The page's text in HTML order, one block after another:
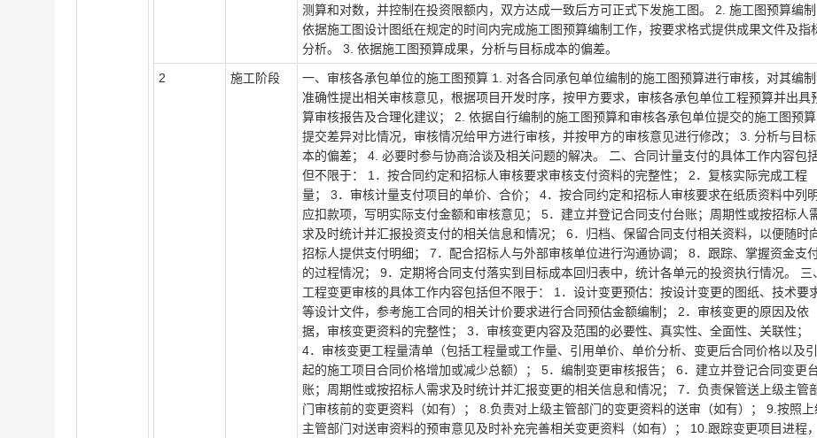
测算和对数，并控制在投资限额内，双方达成一致后方可正式下发施工图。 2. 施工图预算编制
依据施工图设计图纸在规定的时间内完成施工图预算编制工作，按要求格式提供成果文件及指
分析。 3. 依据施工图预算成果，分析与目标成本的偏差。
2 施工阶段
一、审核各承包单位的施工图预算 1. 对各合同承包单位编制的施工图预算进行审核，对其编
准确性提出相关审核意见，根据项目开发时序，按甲方要求，审核各承包单位工程预算并出具
算审核报告及合理化建议； 2. 依据自行编制的施工图预算和审核各承包单位提交的施工图预算
提交差异对比情况，审核情况给甲方进行审核，并按甲方的审核意见进行修改； 3. 分析与目
本的偏差； 4. 必要时参与协商洽谈及相关问题的解决。 二、合同计量支付的具体工作内容包
但不限于： 1．按合同约定和招标人审核要求审核支付资料的完整性； 2．复核实际完成工程
量； 3．审核计量支付项目的单价、合价； 4．按合同约定和招标人审核要求在纸质资料中列明
应扣款项，写明实际支付金额和审核意见； 5．建立并登记合同支付台账；周期性或按招标人
求及时统计并汇报投资支付的相关信息和情况； 6．归档、保留合同支付相关资料，以便随时
招标人提供支付明细； 7．配合招标人与外部审核单位进行沟通协调； 8．跟踪、掌握资金支
的过程情况； 9．定期将合同支付落实到目标成本回归表中，统计各单元的投资执行情况。 三、
工程变更审核的具体工作内容包括但不限于： 1．设计变更预估：按设计变更的图纸、技术要
等设计文件，参考施工合同的相关计价要求进行合同预估金额编制； 2．审核变更的原因及依
据，审核变更资料的完整性； 3．审核变更内容及范围的必要性、真实性、全面性、关联性；
4．审核变更工程量清单（包括工程量或工作量、引用单价、单价分析、变更后合同价格以及引
起的施工项目合同价格增加或减少总额）； 5．编制变更审核报告； 6．建立并登记合同变更
账；周期性或按招标人需求及时统计并汇报变更的相关信息和情况； 7．负责保管送上级主管
门审核前的变更资料（如有）； 8.负责对上级主管部门的变更资料的送审（如有）； 9.按照上
主管部门对送审资料的预审意见及时补充完善相关变更资料（如有）； 10.跟踪变更项目进程，